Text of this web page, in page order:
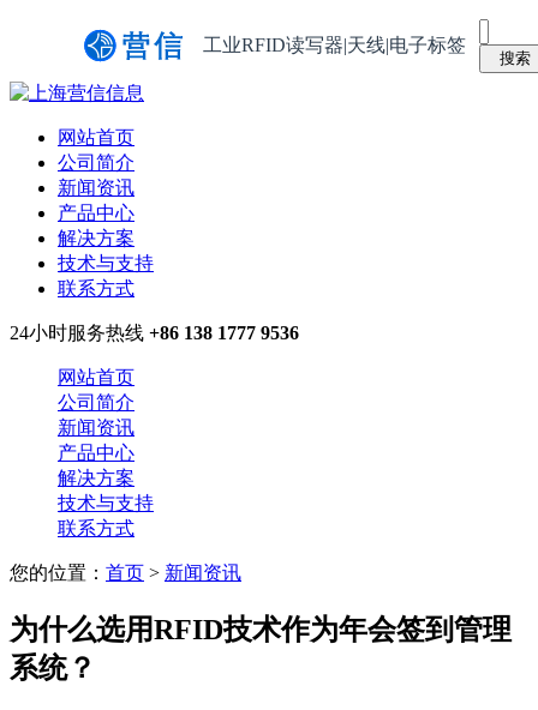
工业RFID读写器|天线|电子标签
网站首页
公司简介
新闻资讯
产品中心
解决方案
技术与支持
联系方式
24小时服务热线 +86 138 1777 9536
网站首页
公司简介
新闻资讯
产品中心
解决方案
技术与支持
联系方式
您的位置： 首页 > 新闻资讯
为什么选用RFID技术作为年会签到管理
系统？